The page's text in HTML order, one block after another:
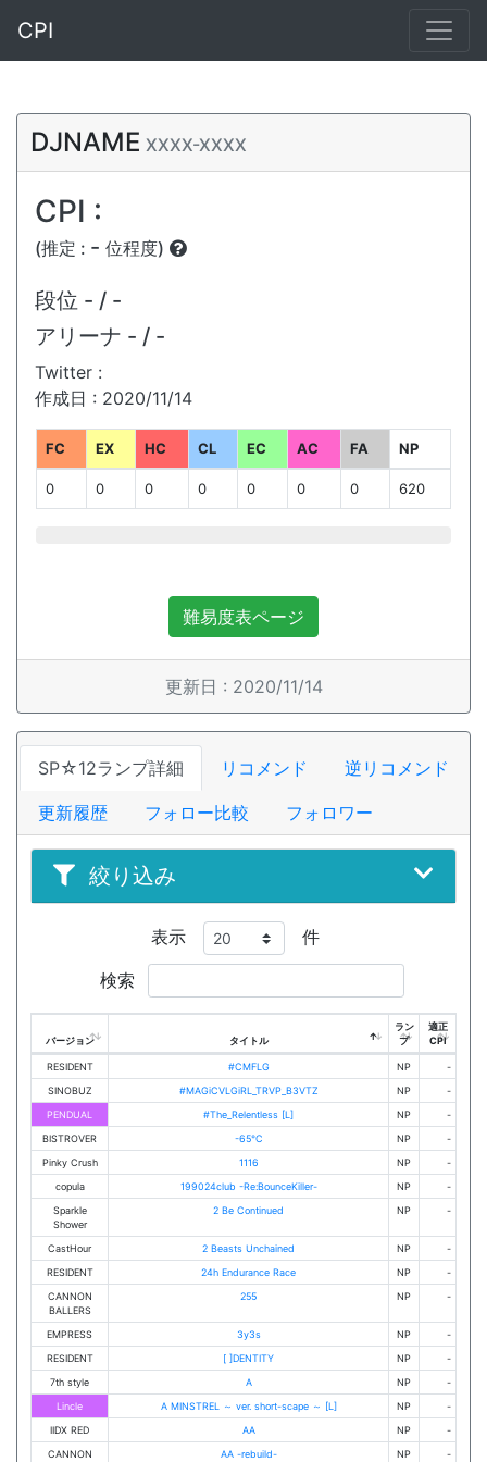
CPI
DJNAME XXXX-XXXX
CPI :
(推定 : - 位程度)
段位 - / -
アリーナ - / -
Twitter :
作成日 : 2020/11/14
FC EX HC CL EC AC FA NP
0 0 0 0 0 0 0 620
難易度表ページ
更新日 : 2020/11/14
SP☆12ランプ詳細 リコメンド 逆リコメンド
更新履歴 フォロー比較 フォロワー
絞り込み
表示 件
検索
バージョン タイトル
ラン
プ
適正
CPI
RESIDENT #CMFLG NP
-
SINOBUZ
#MAGiCVLGiRL_TRVP_B3VTZ NP
-
PENDUAL
#The_Relentless [L] NP
-
BISTROVER
-65℃ NP
-
Pinky Crush
1116 NP
-
copula
199024club -Re:BounceKiller- NP
-
Sparkle
Shower
2 Be Continued NP -
CastHour 2 Beasts Unchained NP
-
RESIDENT
24h Endurance Race NP
-
CANNON
BALLERS
255 NP -
EMPRESS 3y3s NP
-
RESIDENT
[ ]DENTITY NP
-
7th style
A NP
-
Lincle
A MINSTREL ～ ver. short-scape ～ [L] NP
-
IIDX RED
AA NP
-
CANNON
AA -rebuild- NP -